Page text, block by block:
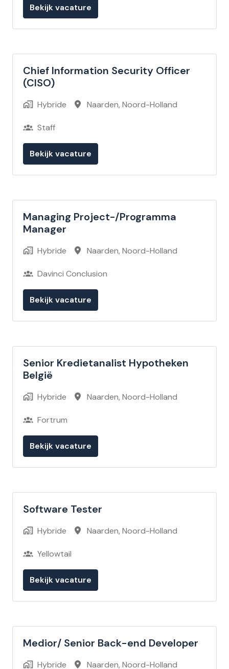
Bekijk vacature
Chief Information Security Officer
(CISO)
Hybride Naarden, Noord-Holland
Staff
Bekijk vacature
Managing Project-/Programma
Manager
Hybride Naarden, Noord-Holland
Davinci Conclusion
Bekijk vacature
Senior Kredietanalist Hypotheken
België
Hybride Naarden, Noord-Holland
Fortrum
Bekijk vacature
Software Tester
Hybride Naarden, Noord-Holland
Yellowtail
Bekijk vacature
Medior/ Senior Back-end Developer
Hybride Naarden, Noord-Holland